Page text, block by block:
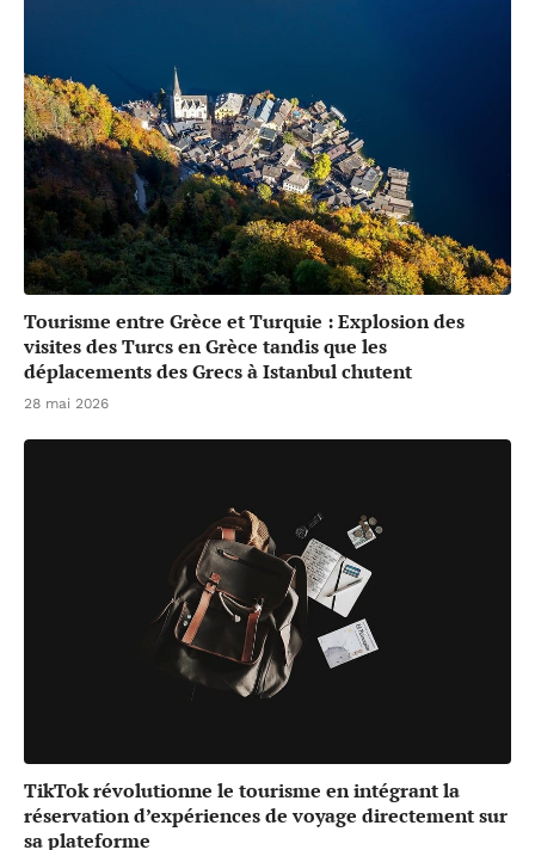
Tourisme entre Grèce et Turquie : Explosion des
visites des Turcs en Grèce tandis que les
déplacements des Grecs à Istanbul chutent
28 mai 2026
TikTok révolutionne le tourisme en intégrant la
réservation d’expériences de voyage directement sur
sa plateforme